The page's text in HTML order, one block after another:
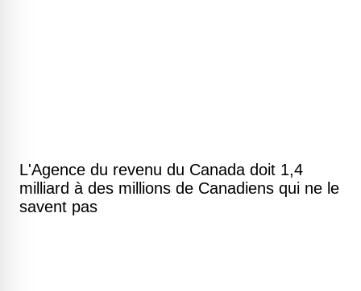
L'Agence du revenu du Canada doit 1,4
milliard à des millions de Canadiens qui ne le
savent pas